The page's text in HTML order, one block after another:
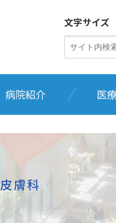
文字サイズ
病院紹介 医
皮膚科